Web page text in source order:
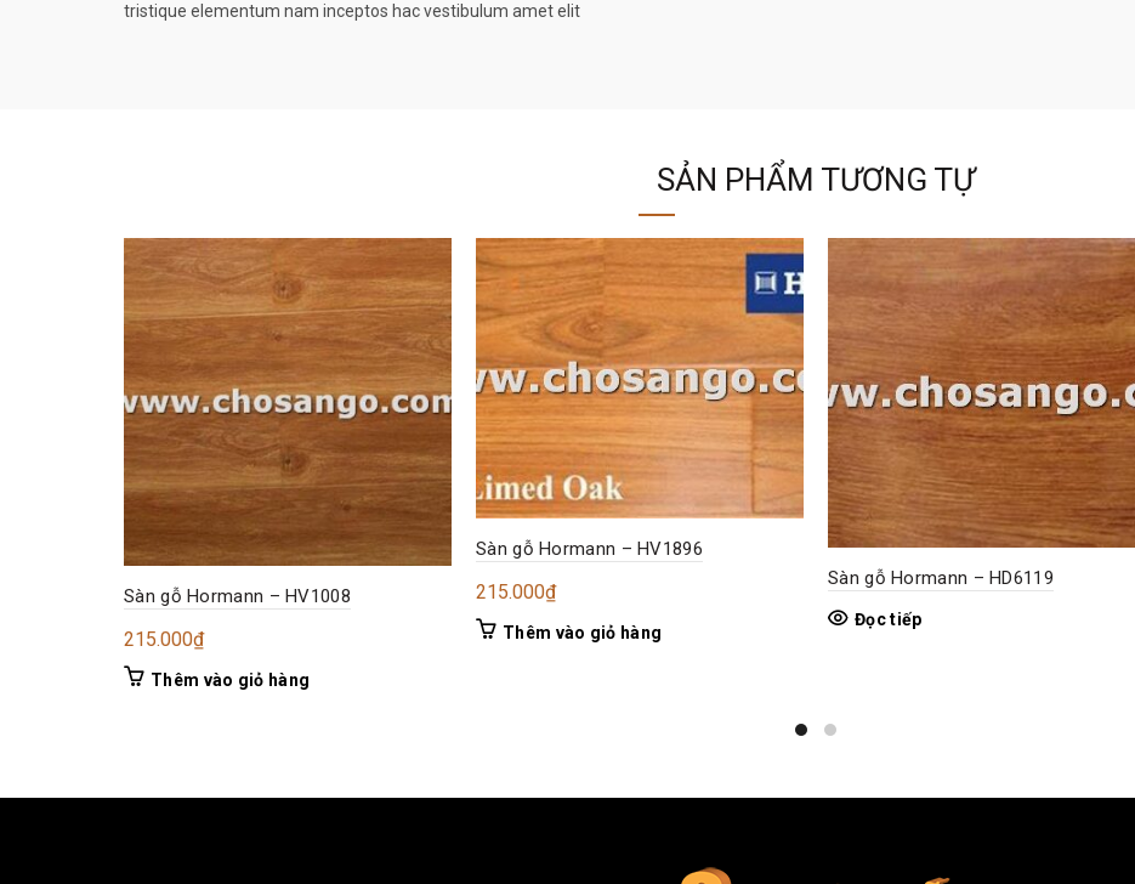
tristique elementum nam inceptos hac vestibulum amet elit
SẢN PHẨM TƯƠNG TỰ
Sàn gỗ Hormann – HV1008
215.000₫
Thêm vào giỏ hàng
Sàn gỗ Hormann – HV1896
215.000₫
Thêm vào giỏ hàng
Sàn gỗ Hormann – HD6119
Đọc tiếp